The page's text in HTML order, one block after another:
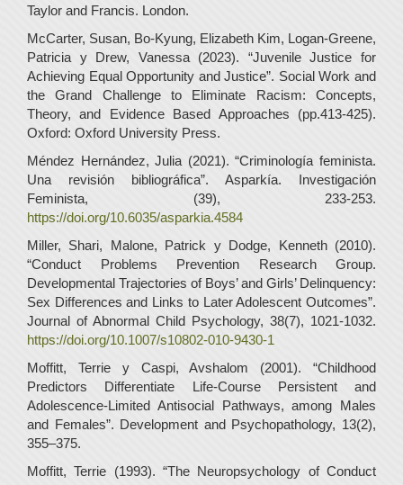
Taylor and Francis. London.
McCarter, Susan, Bo-Kyung, Elizabeth Kim, Logan-Greene,
Patricia y Drew, Vanessa (2023). “Juvenile Justice for
Achieving Equal Opportunity and Justice”. Social Work and
the Grand Challenge to Eliminate Racism: Concepts,
Theory, and Evidence Based Approaches (pp.413-425).
Oxford: Oxford University Press.
Méndez Hernández, Julia (2021). “Criminología feminista.
Una revisión bibliográfica”. Asparkía. Investigación
Feminista, (39), 233-253.
https://doi.org/10.6035/asparkia.4584
Miller, Shari, Malone, Patrick y Dodge, Kenneth (2010).
“Conduct Problems Prevention Research Group.
Developmental Trajectories of Boys’ and Girls’ Delinquency:
Sex Differences and Links to Later Adolescent Outcomes”.
Journal of Abnormal Child Psychology, 38(7), 1021-1032.
https://doi.org/10.1007/s10802-010-9430-1
Moffitt, Terrie y Caspi, Avshalom (2001). “Childhood
Predictors Differentiate Life-Course Persistent and
Adolescence-Limited Antisocial Pathways, among Males
and Females”. Development and Psychopathology, 13(2),
355–375.
Moffitt, Terrie (1993). “The Neuropsychology of Conduct